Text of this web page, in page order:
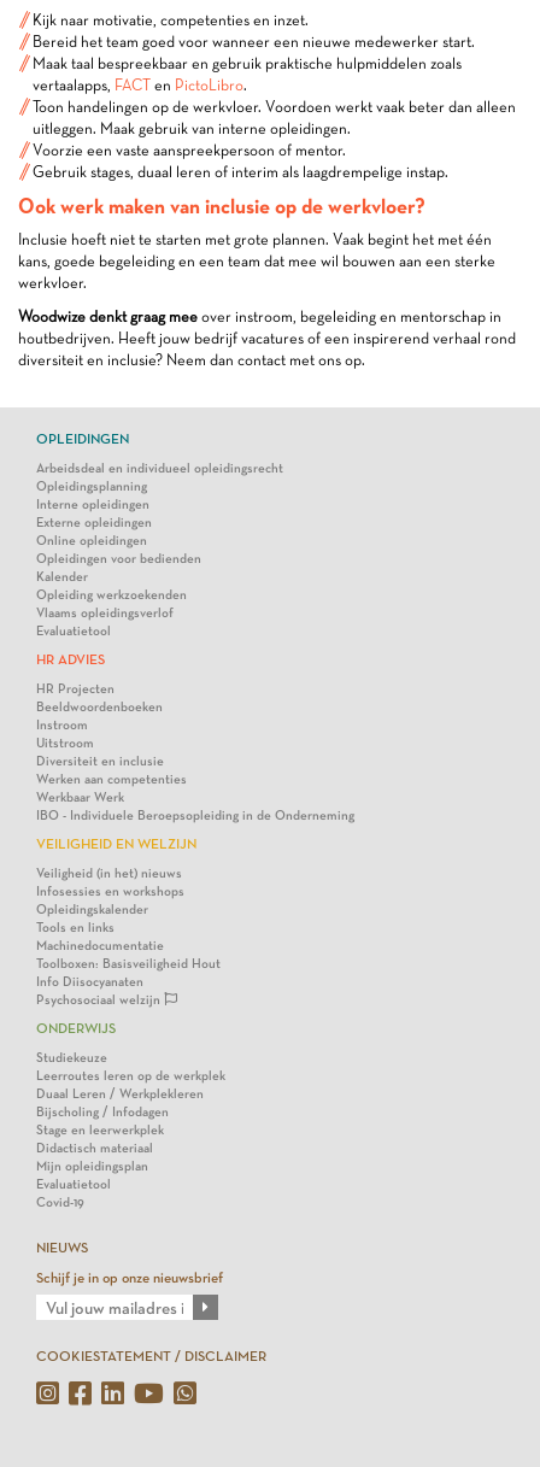
Kijk naar motivatie, competenties en inzet.
Bereid het team goed voor wanneer een nieuwe medewerker start.
Maak taal bespreekbaar en gebruik praktische hulpmiddelen zoals
vertaalapps, FACT en PictoLibro.
Toon handelingen op de werkvloer. Voordoen werkt vaak beter dan alleen
uitleggen. Maak gebruik van interne opleidingen.
Voorzie een vaste aanspreekpersoon of mentor.
Gebruik stages, duaal leren of interim als laagdrempelige instap.
Ook werk maken van inclusie op de werkvloer?
Inclusie hoeft niet te starten met grote plannen. Vaak begint het met één
kans, goede begeleiding en een team dat mee wil bouwen aan een sterke
werkvloer.
Woodwize denkt graag mee over instroom, begeleiding en mentorschap in
houtbedrijven. Heeft jouw bedrijf vacatures of een inspirerend verhaal rond
diversiteit en inclusie? Neem dan contact met ons op.
OPLEIDINGEN
Arbeidsdeal en individueel opleidingsrecht
Opleidingsplanning
Interne opleidingen
Externe opleidingen
Online opleidingen
Opleidingen voor bedienden
Kalender
Opleiding werkzoekenden
Vlaams opleidingsverlof
Evaluatietool
HR ADVIES
HR Projecten
Beeldwoordenboeken
Instroom
Uitstroom
Diversiteit en inclusie
Werken aan competenties
Werkbaar Werk
IBO - Individuele Beroepsopleiding in de Onderneming
VEILIGHEID EN WELZIJN
Veiligheid (in het) nieuws
Infosessies en workshops
Opleidingskalender
Tools en links
Machinedocumentatie
Toolboxen: Basisveiligheid Hout
Info Diisocyanaten
Psychosociaal welzijn
ONDERWIJS
Studiekeuze
Leerroutes leren op de werkplek
Duaal Leren / Werkplekleren
Bijscholing / Infodagen
Stage en leerwerkplek
Didactisch materiaal
Mijn opleidingsplan
Evaluatietool
Covid-19
NIEUWS
Schijf je in op onze nieuwsbrief
COOKIESTATEMENT / DISCLAIMER